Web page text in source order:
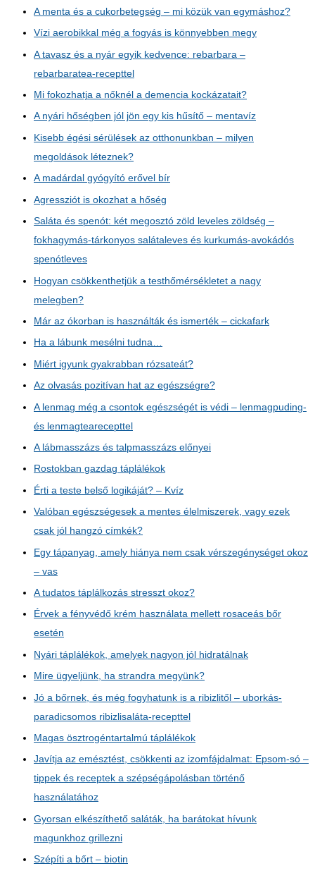
A menta és a cukorbetegség – mi közük van egymáshoz?
Vízi aerobikkal még a fogyás is könnyebben megy
A tavasz és a nyár egyik kedvence: rebarbara –
rebarbaratea-recepttel
Mi fokozhatja a nőknél a demencia kockázatait?
A nyári hőségben jól jön egy kis hűsítő – mentavíz
Kisebb égési sérülések az otthonunkban – milyen
megoldások léteznek?
A madárdal gyógyító erővel bír
Agressziót is okozhat a hőség
Saláta és spenót: két megosztó zöld leveles zöldség –
fokhagymás-tárkonyos salátaleves és kurkumás-avokádós
spenótleves
Hogyan csökkenthetjük a testhőmérsékletet a nagy
melegben?
Már az ókorban is használták és ismerték – cickafark
Ha a lábunk mesélni tudna…
Miért igyunk gyakrabban rózsateát?
Az olvasás pozitívan hat az egészségre?
A lenmag még a csontok egészségét is védi – lenmagpuding-
és lenmagtearecepttel
A lábmasszázs és talpmasszázs előnyei
Rostokban gazdag táplálékok
Érti a teste belső logikáját? – Kvíz
Valóban egészségesek a mentes élelmiszerek, vagy ezek
csak jól hangzó címkék?
Egy tápanyag, amely hiánya nem csak vérszegénységet okoz
– vas
A tudatos táplálkozás stresszt okoz?
Érvek a fényvédő krém használata mellett rosaceás bőr
esetén
Nyári táplálékok, amelyek nagyon jól hidratálnak
Mire ügyeljünk, ha strandra megyünk?
Jó a bőrnek, és még fogyhatunk is a ribizlitől – uborkás-
paradicsomos ribizlisaláta-recepttel
Magas ösztrogéntartalmú táplálékok
Javítja az emésztést, csökkenti az izomfájdalmat: Epsom-só –
tippek és receptek a szépségápolásban történő
használatához
Gyorsan elkészíthető saláták, ha barátokat hívunk
magunkhoz grillezni
Szépíti a bőrt – biotin